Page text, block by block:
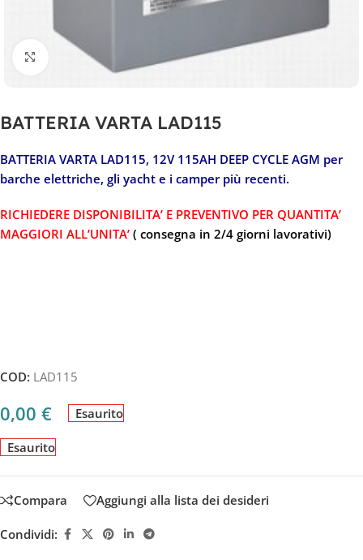
Clicca per ingrandire
BATTERIA VARTA LAD115
BATTERIA VARTA LAD115, 12V 115AH DEEP CYCLE AGM per
barche elettriche, gli yacht e i camper più recenti.
RICHIEDERE DISPONIBILITA’ E PREVENTIVO PER QUANTITA’
MAGGIORI ALL’UNITA’ ( consegna in 2/4 giorni lavorativi)
COD: LAD115
0,00 € Esaurito
Esaurito
Compara Aggiungi alla lista dei desideri
Condividi: